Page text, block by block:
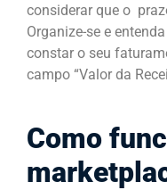
considerar que o
Organize-se e
constar o seu
campo “Valor da
Como